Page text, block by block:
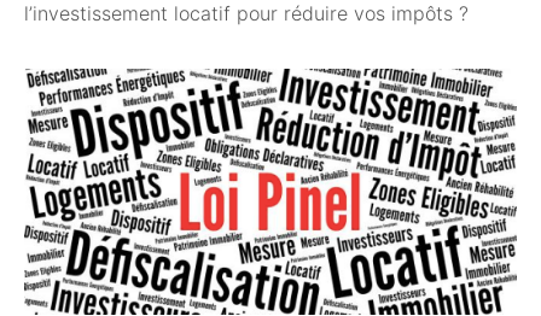
l’investissement locatif pour réduire vos impôts ?